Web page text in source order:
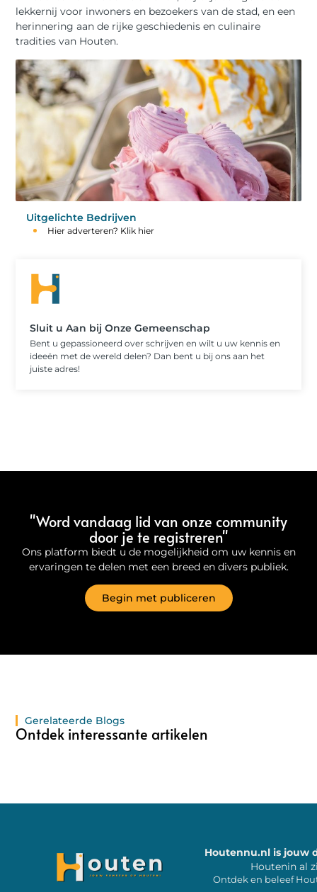
lekkernij voor inwoners en bezoekers van de stad, en een
herinnering aan de rijke geschiedenis en culinaire
tradities van Houten.
Uitgelichte Bedrijven
Hier adverteren? Klik hier
Sluit u Aan bij Onze Gemeenschap
Bent u gepassioneerd over schrijven en wilt u uw kennis en
ideeën met de wereld delen? Dan bent u bij ons aan het
juiste adres!
"Word vandaag lid van onze community
door je te registreren"
Ons platform biedt u de mogelijkheid om uw kennis en
ervaringen te delen met een breed en divers publiek.
Begin met publiceren
Gerelateerde Blogs
Ontdek interessante artikelen
Houtennu.nl is jouw
Houtenin al
Ontdek en beleef